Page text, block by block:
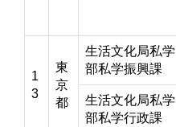
1
3
東
京
都
生活文化局私学
部私学振興課
生活文化局私学
部私学行政課